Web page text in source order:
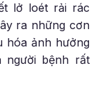
lở loét rải rác
ra những cơn
hóa ảnh hưởng
người bệnh rất